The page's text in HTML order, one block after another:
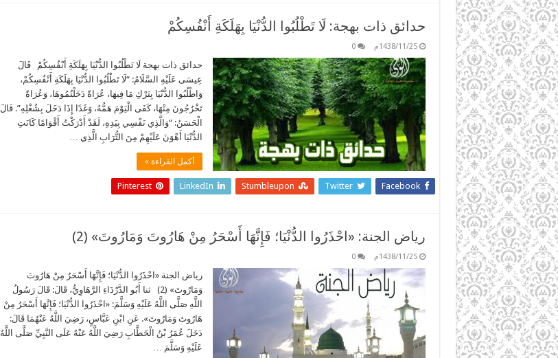
حدائق ذات بهجة: لَا تَطْلُبُوا الدُّنْيَا بِهَلَكَةِ أَنْفُسِكُمْ
1438/11/25م 0
حدائق ذات بهجة لَا تَطْلُبُوا الدُّنْيَا بِهَلَكَةِ أَنْفُسِكُمْ قَالَ
عِيسَى عَلَيْهِ السَّلَامُ: “لَا تَطْلُبُوا الدُّنْيَا بِهَلَكَةِ أَنْفُسِكُمْ،
وَاطْلُبُوا الدُّنْيَا بِتَرْكِ مَا فِيهَا، عُرَاةً دَخَلْتُمُوهَا، وَعُرَاةً
تَخْرُجُونَ مِنْهَا، كَفَى الْيَوْمَ هَمُّهُ، وَغَدًا إِذَا دَخَلَ بِشُغْلِهِ”. قَالَ
الْحَسَنُ: “وَالَّذِي نَفْسِي بِيَدِهِ، لَقَدْ أَدْرَكْتُ أَقْوَامًا كَانَتِ
الدُّنْيَا أَهْوَنَ عَلَيْهِمْ مِنَ التُّرَابِ الَّذِي …
أكمل القراءة »
Facebook
Twitter
Stumbleupon
LinkedIn
Pinterest
رياض الجنة: «احْذَرُوا الدُّنْيَا؛ فَإِنَّهَا أَسْحَرُ مِنْ هَارُوتَ وَمَارُوتَ» (2)
1438/11/25م 0
رياض الجنة «احْذَرُوا الدُّنْيَا؛ فَإِنَّهَا أَسْحَرُ مِنْ هَارُوتَ
وَمَارُوتَ» (2) ثنا أَبُو الدَّرْدَاءِ الرَّهَاوِيُّ، قَالَ: قَالَ رَسُولُ
اللَّهِ صَلَّى اللَّهُ عَلَيْهِ وَسَلَّمَ: «احْذَرُوا الدُّنْيَا؛ فَإِنَّهَا أَسْحَرُ مِنْ
هَارُوتَ وَمَارُوتَ». عَنِ ابْنِ عَبَّاسٍ، رَضِيَ اللَّهُ عَنْهُمَا قَالَ:
دَخَلَ عُمَرُ بْنُ الْخَطَّابِ رَضِيَ اللَّهُ عَنْهُ عَلَى النَّبِيِّ صَلَّى اللَّهُ
عَلَيْهِ وَسَلَّمَ …